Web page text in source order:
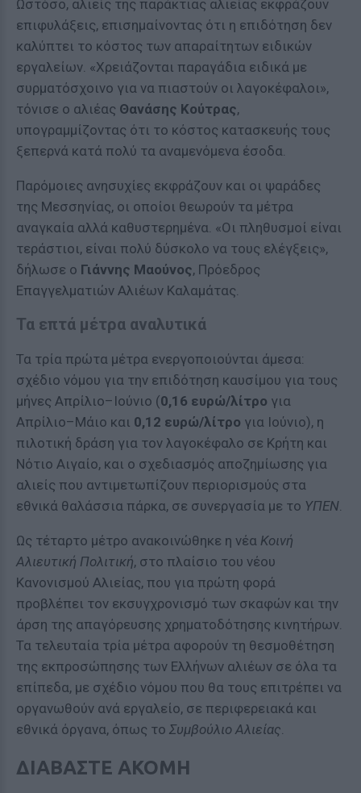
Ωστόσο, αλιείς της παράκτιας αλιείας εκφράζουν
επιφυλάξεις, επισημαίνοντας ότι η επιδότηση δεν
καλύπτει το κόστος των απαραίτητων ειδικών
εργαλείων. «Χρειάζονται παραγάδια ειδικά με
συρματόσχοινο για να πιαστούν οι λαγοκέφαλοι»,
τόνισε ο αλιέας Θανάσης Κούτρας,
υπογραμμίζοντας ότι το κόστος κατασκευής τους
ξεπερνά κατά πολύ τα αναμενόμενα έσοδα.
Παρόμοιες ανησυχίες εκφράζουν και οι ψαράδες
της Μεσσηνίας, οι οποίοι θεωρούν τα μέτρα
αναγκαία αλλά καθυστερημένα. «Οι πληθυσμοί είναι
τεράστιοι, είναι πολύ δύσκολο να τους ελέγξεις»,
δήλωσε ο Γιάννης Μαούνος, Πρόεδρος
Επαγγελματιών Αλιέων Καλαμάτας.
Τα επτά μέτρα αναλυτικά
Τα τρία πρώτα μέτρα ενεργοποιούνται άμεσα:
σχέδιο νόμου για την επιδότηση καυσίμου για τους
μήνες Απρίλιο–Ιούνιο (0,16 ευρώ/λίτρο για
Απρίλιο–Μάιο και 0,12 ευρώ/λίτρο για Ιούνιο), η
πιλοτική δράση για τον λαγοκέφαλο σε Κρήτη και
Νότιο Αιγαίο, και ο σχεδιασμός αποζημίωσης για
αλιείς που αντιμετωπίζουν περιορισμούς στα
εθνικά θαλάσσια πάρκα, σε συνεργασία με το ΥΠΕΝ.
Ως τέταρτο μέτρο ανακοινώθηκε η νέα Κοινή
Αλιευτική Πολιτική, στο πλαίσιο του νέου
Κανονισμού Αλιείας, που για πρώτη φορά
προβλέπει τον εκσυγχρονισμό των σκαφών και την
άρση της απαγόρευσης χρηματοδότησης κινητήρων.
Τα τελευταία τρία μέτρα αφορούν τη θεσμοθέτηση
της εκπροσώπησης των Ελλήνων αλιέων σε όλα τα
επίπεδα, με σχέδιο νόμου που θα τους επιτρέπει να
οργανωθούν ανά εργαλείο, σε περιφερειακά και
εθνικά όργανα, όπως το Συμβούλιο Αλιείας.
ΔΙΑΒΑΣΤΕ ΑΚΟΜΗ